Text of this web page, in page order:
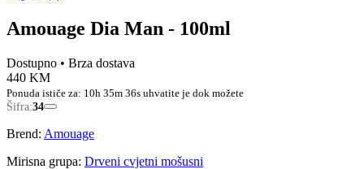
Amouage Dia Man - 100ml
Dostupno • Brza dostava
440 KM
Ponuda ističe za: 10h 35m 35s uhvatite je dok možete
Šifra:34
Brend: Amouage
Mirisna grupa: Drveni cvjetni mošusni